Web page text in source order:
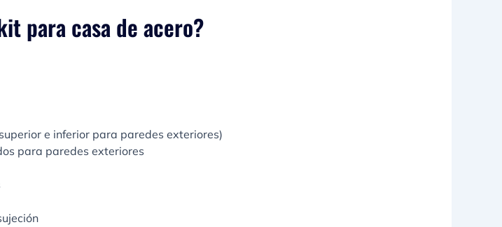
para casa de acero?
e inferior para paredes exteriores)
para paredes exteriores